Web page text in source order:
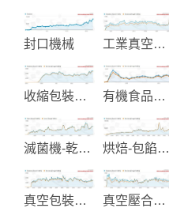
封口機械 工業真空包裝和加工機械
收縮包裝機械與材料 有機食品生產
滅菌機-乾燥機 烘焙-包餡食品機械
真空包裝機械 真空壓合機-切張機